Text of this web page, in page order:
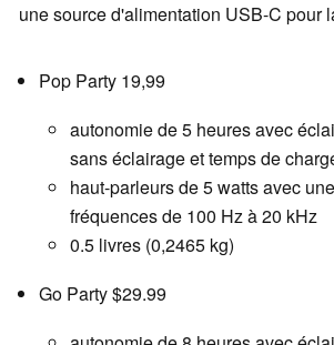
une source d'alimentation USB-C pour
Pop Party 19,99
autonomie de 5 heures avec
sans éclairage et temps de
haut-parleurs de 5 watts avec
fréquences de 100 Hz à 20 kHz
0.5 livres (0,2465 kg)
Go Party $29.99